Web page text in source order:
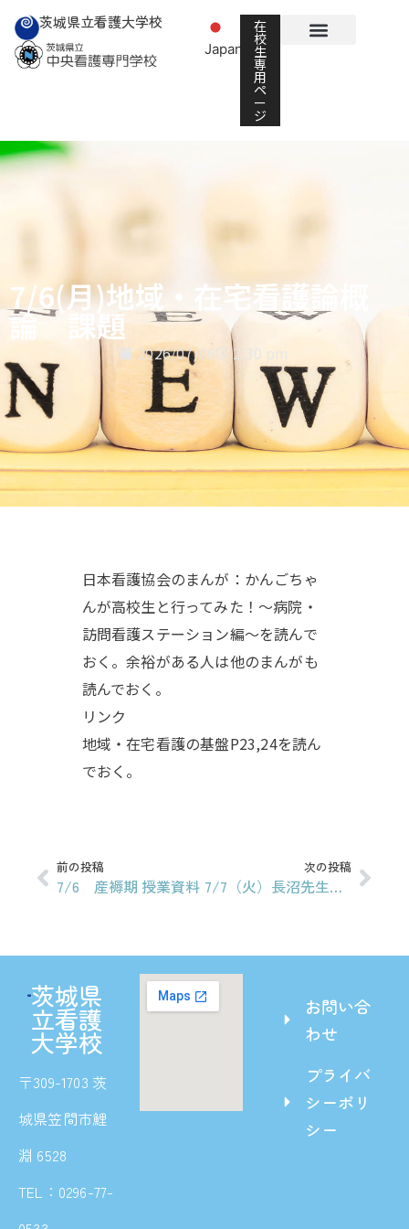
茨城県立看護大学校
Japanese
在
校
生
専
用
ペ
ー
ジ
7/6(月)地域・在宅看護論概
論 課題
2026/07/06 2:30 pm
日本看護協会のまんが：かんごちゃ
んが高校生と行ってみた！～病院・
訪問看護ステーション編～を読んで
おく。余裕がある人は他のまんがも
読んでおく。
リンク
地域・在宅看護の基盤P23,24を読ん
でおく。
前の投稿
7/6 産褥期 授業資料
次の投稿
7/7（火）長沼先生 ウィメンズヘルス講義資料（不妊症・不育症の女性への支援）
茨城県
立看護
大学校
〒309-1703 茨
城県笠間市鯉
淵 6528
TEL：0296-77-
お問い合
わせ
プライバ
シーポリ
シー